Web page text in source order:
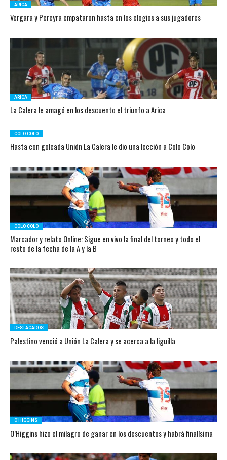
ARICA
Vergara y Pereyra empataron hasta en los elogios a sus jugadores
ARICA
La Calera le amagó en los descuento el triunfo a Arica
COLO COLO
Hasta con goleada Unión La Calera le dio una lección a Colo Colo
COLO COLO
Marcador y relato Online: Sigue en vivo la final del torneo y todo el
resto de la fecha de la A y la B
DESTACADOS
Palestino venció a Unión La Calera y se acerca a la liguilla
O'HIGGINS
O’Higgins hizo el milagro de ganar en los descuentos y habrá finalísima